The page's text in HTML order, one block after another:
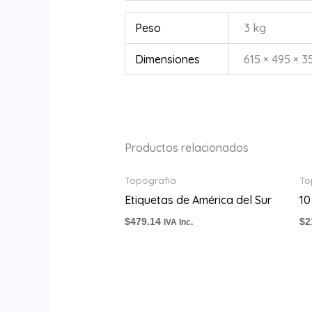
Peso 3 kg
Dimensiones 615 × 495 ×
Productos relacionados
Topografía
Etiquetas de América del Sur
$479.14 IVA Inc. $